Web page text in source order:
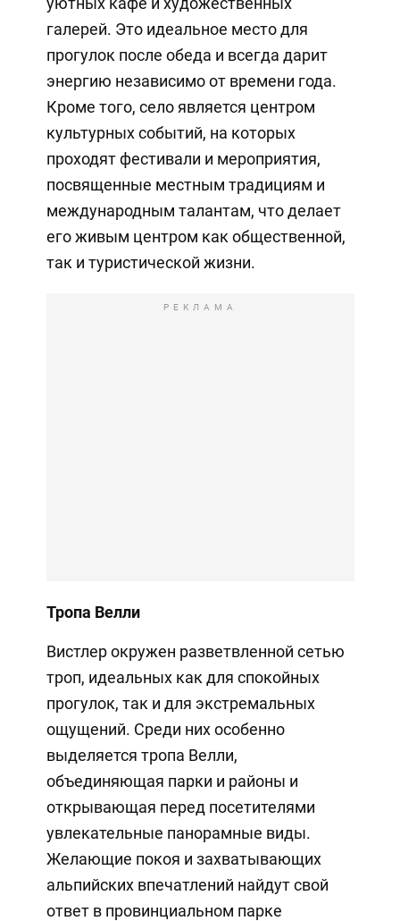
галерей. Это идеальное место для
прогулок после обеда и всегда дарит
энергию независимо от времени года.
Кроме того, село является центром
культурных событий, на которых
проходят фестивали и мероприятия,
посвященные местным традициям и
международным талантам, что делает
его живым центром как общественной,
так и туристической жизни.
РЕКЛАМА
Тропа Велли
Вистлер окружен разветвленной сетью
троп, идеальных как для спокойных
прогулок, так и для экстремальных
ощущений. Среди них особенно
выделяется тропа Велли,
объединяющая парки и районы и
открывающая перед посетителями
увлекательные панорамные виды.
Желающие покоя и захватывающих
альпийских впечатлений найдут свой
ответ в провинциальном парке